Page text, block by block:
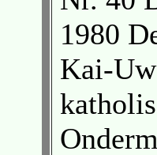
1980
Kai-